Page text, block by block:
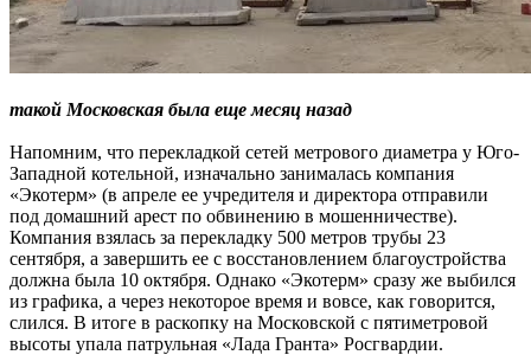
такой Московская была еще месяц назад
Напомним, что перекладкой сетей метрового диаметра у Юго-
Западной котельной, изначально занималась компания
«Экотерм» (в апреле ее учредителя и директора отправили
под домашний арест по обвинению в мошенничестве).
Компания взялась за перекладку 500 метров трубы 23
сентября, а завершить ее с восстановлением благоустройства
должна была 10 октября. Однако «Экотерм» сразу же выбился
из графика, а через некоторое время и вовсе, как говорится,
слился. В итоге в раскопку на Московской с пятиметровой
высоты упала патрульная «Лада Гранта» Росгвардии.